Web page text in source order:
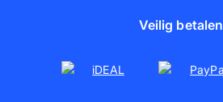
Veilig betalen